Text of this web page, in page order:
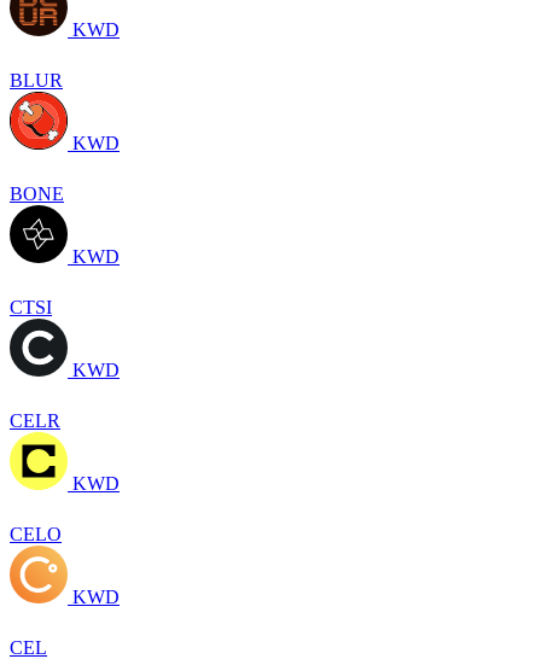
KWD
BLUR
KWD
BONE
KWD
CTSI
KWD
CELR
KWD
CELO
KWD
CEL